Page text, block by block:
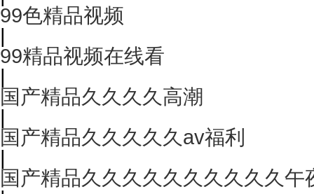
99色精品视频
|
99精品视频在线看
|
国产精品久久久久高潮
|
国产精品久久久久久av福利
|
国产精品久久久久久久久久久久午